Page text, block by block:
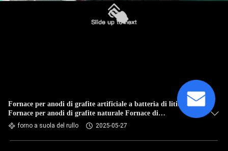
Fornace per anodi di grafite artificiale a batteria di litio
Fornace per anodi di grafite naturale Fornace di
carbonizzazione
forno a suola del rullo 2025-05-27